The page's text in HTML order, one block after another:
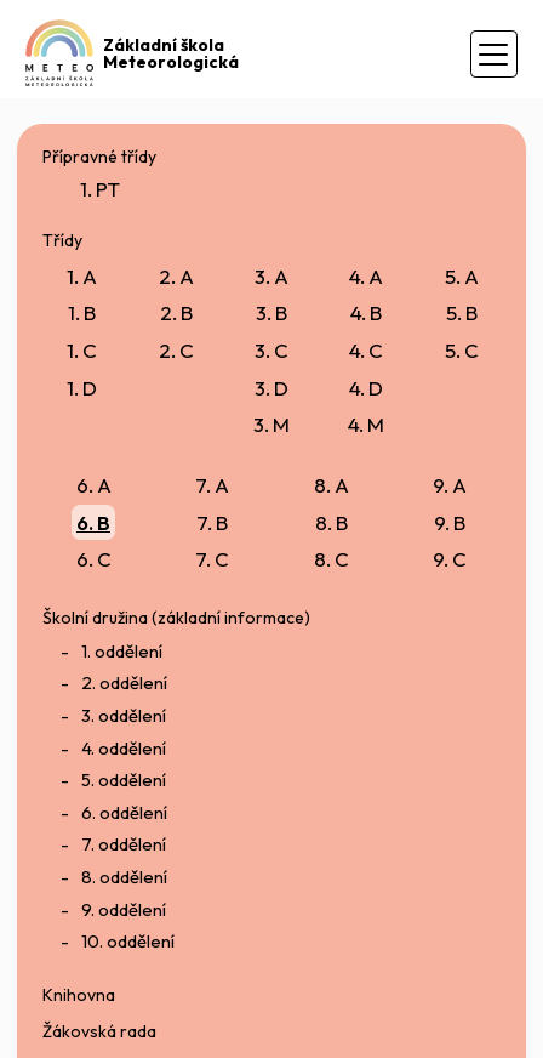
Základní škola
Meteorologická
Přípravné třídy
1. PT
Třídy
1. A
1. B
1. C
1. D
2. A
2. B
2. C
3. A
3. B
3. C
3. D
3. M
4. A
4. B
4. C
4. D
4. M
5. A
5. B
5. C
6. A
6. B
6. C
7. A
7. B
7. C
8. A
8. B
8. C
9. A
9. B
9. C
Školní družina (základní informace)
1. oddělení
2. oddělení
3. oddělení
4. oddělení
5. oddělení
6. oddělení
7. oddělení
8. oddělení
9. oddělení
10. oddělení
Knihovna
Žákovská rada